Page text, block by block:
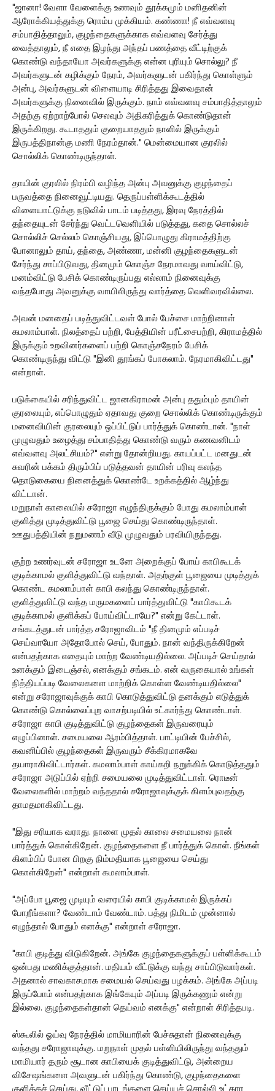
"ஜானா! வேளா வேளைக்கு உணவும் தூக்கமும் மனிதனின்
ஆரோக்கியத்துக்கு ரொம்ப முக்கியம். கண்ணா! நீ எவ்வளவு
சம்பாதித்தாலும், குழந்தைகளுக்காக எவ்வளவு சேர்த்து
வைத்தாலும், நீ எதை இழந்து அந்தப் பணத்தை வீட்டிற்குக்
கொண்டு வந்தாயோ அவர்களுக்கு என்ன புரியும் சொல்லு? நீ
அவர்களுடன் கழிக்கும் நேரம், அவர்களுடன் பகிர்ந்து கொள்ளும்
அன்பு, அவர்களுடன் விளையாடி சிரித்தது இவைதான்
அவர்களுக்கு நினைவில் இருக்கும். நாம் எவ்வளவு சம்பாதித்தாலும்
அதற்கு ஏற்றாற்போல் செலவும் அதிகரித்துக் கொண்டுதான்
இருக்கிறது. கூடாததும் குறையாததும் நாளில் இருக்கும்
இருபத்திநான்கு மணி நேரம்தான்." மென்மையான குரலில்
சொல்லிக் கொண்டிருந்தாள்.
தாயின் குரலில் நிரம்பி வழிந்த அன்பு அவனுக்கு குழந்தைப்
பருவத்தை நினைவூட்டியது. தெருப்பள்ளிக்கூடத்தில்
விளையாட்டுக்கு நடுவில் பாடம் படித்தது, இரவு நேரத்தில்
தந்தையுடன் சேர்ந்து வெட்டவெளியில் படுத்தது, கதை சொல்லச்
சொல்லிச் செல்லம் கொஞ்சியது, இப்பொழுது கிராமத்திற்கு
போனாலும் தாய், தந்தை, அண்ணா, மன்னி குழந்தைகளுடன்
சேர்ந்து சாப்பிடுவது, தினமும் கொஞ்ச நேரமாவது வாய்விட்டு,
மனம்விட்டு பேசிக் கொண்டிருப்பது எல்லாம் நினைவுக்கு
வந்தபோது அவனுக்கு வாயிலிருந்து வார்த்தை வெளிவரவில்லை.
அவன் மனதைப் படித்துவிட்டவள் போல் பேச்சை மாற்றினாள்
கமலாம்பாள். நிலத்தைப் பற்றி, பேத்தியின் பரீட்சைபற்றி, கிராமத்தில்
இருக்கும் உறவினர்களைப் பற்றி கொஞ்சநேரம் பேசிக்
கொண்டிருந்து விட்டு "இனி தூங்கப் போகலாம். நேரமாகிவிட்டது"
என்றாள்.
படுக்கையில் சரிந்துவிட்ட ஜானகிராமன் அன்பு ததும்பும் தாயின்
குரலையும், எப்பொழுதும் ஏதாவது குறை சொல்லிக் கொண்டிருக்கும்
மனைவியின் குரலையும் ஒப்பிட்டுப் பார்த்துக் கொண்டான். "நாள்
முழுவதும் உழைத்து சம்பாதித்து கொண்டு வரும் கணவனிடம்
எவ்வளவு அலட்சியம்?" என்று தோன்றியது. காயப்பட்ட மனதுடன்
சுவரின் பக்கம் திரும்பிப் படுத்தவன் தாயின் பரிவு கலந்த
தொடுகையை நினைத்துக் கொண்டே உறக்கத்தில் ஆழ்ந்து
விட்டான்.
மறுநாள் காலையில் சரோஜா எழுந்திருக்கும் போது கமலாம்பாள்
குளித்து முடித்துவிட்டு பூஜை செய்து கொண்டிருந்தாள்.
ஊதுபத்தியின் நறுமணம் வீடு முழுவதும் பரவியிருந்தது.
குற்ற உணர்வுடன் சரோஜா உடனே அறைக்குப் போய் காபிகூடக்
குடிக்காமல் குளித்துவிட்டு வந்தாள். அதற்குள் பூஜையை முடித்துக்
கொண்ட கமலாம்பாள் காபி கலந்து கொண்டிருந்தாள்.
குளித்துவிட்டு வந்த மருமகளைப் பார்த்துவிட்டு "காபிகூடக்
குடிக்காமல் குளிக்கப் போய்விட்டாயே?" என்று கேட்டாள்.
சங்கடத்துடன் பார்த்த சரோஜாவிடம் "நீ தினமும் எப்படிச்
செய்வாயோ அதோபோல் செய், போதும். நான் வந்திருக்கிறேன்
என்பதற்காக எதையும் மாற்ற வேண்டியதில்லை. அப்படிச் செய்தால்
உனக்கும் இடைஞ்சல், எனக்கும் சங்கடம். என் வருகையால் உங்கள்
நித்தியப்படி வேலைகளை மாற்றிக் கொள்ள வேண்டியதில்லை"
என்று சரோஜாவுக்குக் காபி கொடுத்துவிட்டு தனக்கும் எடுத்துக்
கொண்டு கொல்லைப்புற வாசற்படியில் உட்கார்ந்து கொண்டாள்.
சரோஜா காபி குடித்துவிட்டு குழந்தைகள் இருவரையும்
எழுப்பினாள். சமையலை ஆரம்பித்தாள். பாட்டியின் பேச்சில்,
கவனிப்பில் குழந்தைகள் இருவரும் சீக்கிரமாகவே
தயாராகிவிட்டார்கள். கமலாம்பாள் காய்கறி நறுக்கிக் கொடுத்ததும்
சரோஜா அடுப்பில் ஏற்றி சமையலை முடித்துவிட்டாள். ரொடீன்
வேலைகளில் மாற்றம் வந்ததால் சரோஜாவுக்குக் கிளம்புவதற்கு
தாமதமாகிவிட்டது.
"இது சரியாக வராது. நாளை முதல் காலை சமையலை நான்
பார்த்துக் கொள்கிறேன். குழந்தைகளை நீ பார்த்துக் கொள். நீங்கள்
கிளம்பிப் போன பிறகு நிம்மதியாக பூஜையை செய்து
கொள்கிறேன்" என்றாள் கமலாம்பாள்.
"அப்போ பூஜை முடியும் வரையில் காபி குடிக்காமல் இருக்கப்
போறீங்களா? வேண்டாம் வேண்டாம். பத்து நிமிடம் முன்னால்
எழுந்தால் போதும் எனக்கு" என்றாள் சரோஜா.
"காபி குடித்து விடுகிறேன். அங்கே குழந்தைகளுக்குப் பள்ளிக்கூடம்
ஒன்பது மணிக்குத்தான். மதியம் வீட்டுக்கு வந்து சாப்பிடுவார்கள்.
அதனால் சாவகாசமாக சமையல் செய்வது பழக்கம். அங்கே அப்படி
இருப்போம் என்பதற்காக இங்கேயும் அப்படி இருக்கணும் என்று
இல்லை. குழந்தைகள்தான் தெய்வம் எனக்கு" என்றாள் சிரித்தபடி.
ஸ்கூலில் ஓய்வு நேரத்தில் மாமியாரின் பேச்சுதான் நினைவுக்கு
வந்தது சரோஜாவுக்கு. மறுநாள் முதல் பள்ளியிலிருந்து வந்ததும்
மாமியார் தரும் சூடான காபியைக் குடித்துவிட்டு, அன்றைய
விசேஷங்களை அவளுடன் பகிர்ந்து கொண்டு, குழந்தைகளை